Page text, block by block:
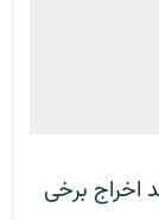
اخراج برخی